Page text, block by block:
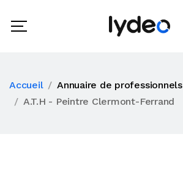
Accueil
Annuaire de professionnels
A.T.H - Peintre Clermont-Ferrand